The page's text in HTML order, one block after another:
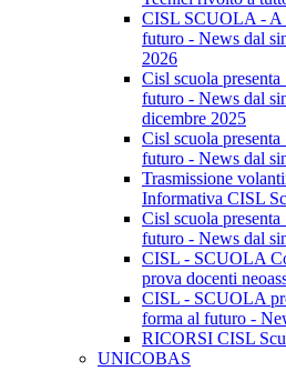
CISL SCUOLA - A
futuro - News dal
2026
Cisl scuola
futuro - News dal
dicembre 2025
Cisl scuola
futuro - News dal
Trasmissione
Informativa CISL
Cisl scuola
futuro - News dal
CISL - SCUOLA
prova docenti
CISL - SCUOLA
forma al futuro -
RICORSI CISL
UNICOBAS